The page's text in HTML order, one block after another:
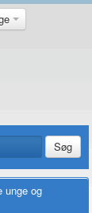
Søg
unge og